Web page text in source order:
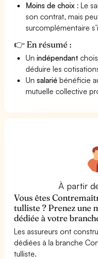
Moins de choix : Le
son contrat, mais
surcomplémentaire
👉 En résumé :
Unindépendant
déduire les
Unsalarié bénéficie
mutuelle collective
À partir
Vous êtes
tulliste ? Prenez une
dédiée à votre
Les assureurs ont
dédiées à la branche
tulliste.